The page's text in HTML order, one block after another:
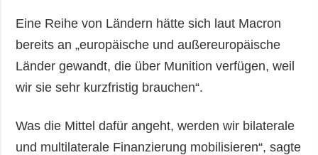
Eine Reihe von Ländern hätte sich laut Macron
bereits an „europäische und außereuropäische
Länder gewandt, die über Munition verfügen, weil
wir sie sehr kurzfristig brauchen“.
Was die Mittel dafür angeht, werden wir bilaterale
und multilaterale Finanzierung mobilisieren“, sagte